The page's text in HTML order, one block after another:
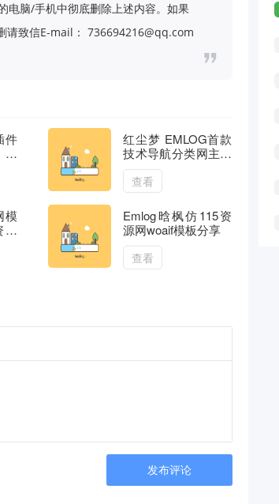
电脑/手机中彻底删除上述内容。如果
请致信E-mail： 736694216@qq.com
件
红尘梦 EMLOG首款
技术导航分类网主题
模板
查看
模
源
Emlog晗枫仿115资
源网woaif模板分享
查看
发布评论